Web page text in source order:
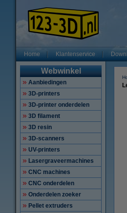
Home Klantenservice
Webwinkel
Aanbiedingen
3D-printers
3D-printer onderdelen
3D filament
3D resin
3D-scanners
UV-printers
Lasergraveermachines
CNC machines
CNC onderdelen
Onderdelen zoeker
Pellet extruders